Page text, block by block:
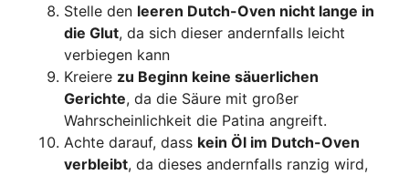
Stelle den leeren Dutch-Oven nicht lange in
die Glut, da sich dieser andernfalls leicht
verbiegen kann
Kreiere zu Beginn keine säuerlichen
Gerichte, da die Säure mit großer
Wahrscheinlichkeit die Patina angreift.
Achte darauf, dass kein Öl im Dutch-Oven
verbleibt, da dieses andernfalls ranzig wird,